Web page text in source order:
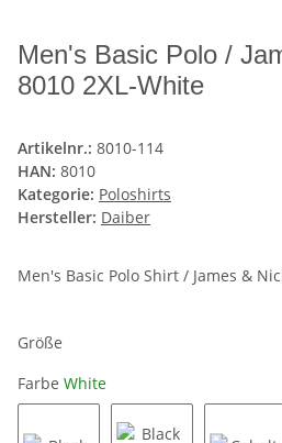
Men's Basic Polo /
8010 2XL-White
Artikelnr.: 8010-114
HAN: 8010
Kategorie: Poloshirts
Hersteller: Daiber
Men's Basic Polo Shirt / James &
Größe
Farbe White